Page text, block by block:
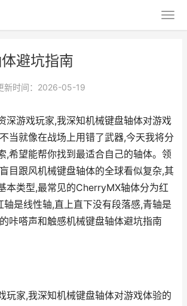
避坑指南
新时间：2026-05-19
深游戏玩家,我深知机械键盘轴体对游戏
当就像在战场上用错了武器,今天我将分
,希望能帮你找到最适合自己的轴体。领
目跟风机械键盘轴体的全球看似复杂,其
本类型,最常见的CherryMX轴体分为红
轴是线性轴,直上直下没有段落感,青轴是
咔嗒声和触感机械键盘轴体避坑指南
玩家,我深知机械键盘轴体对游戏体验的